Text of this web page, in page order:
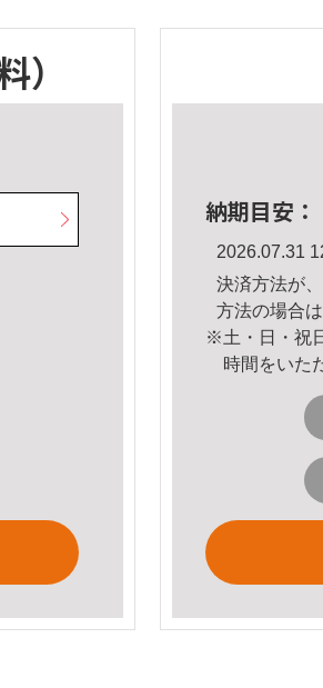
）
納期目安：
2026.07.31
決済方法が
方法の場合は
※土・日・祝
時間をいた